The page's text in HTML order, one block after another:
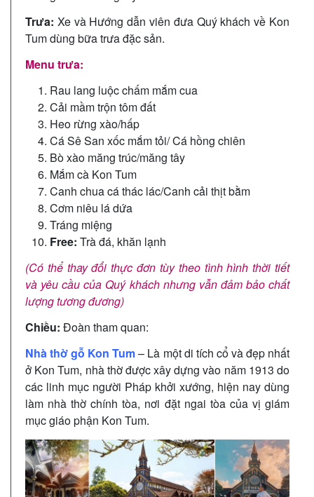
Trưa: Xe và Hướng dẫn viên đưa Quý khách về Kon
Tum dùng bữa trưa đặc sản.
Menu trưa:
Rau lang luộc chấm mắm cua
Cải mầm trộn tôm đất
Heo rừng xào/hấp
Cá Sê San xốc mắm tỏi/ Cá hồng chiên
Bò xào măng trúc/măng tây
Mắm cà Kon Tum
Canh chua cá thác lác/Canh cải thịt bằm
Cơm niêu lá dứa
Tráng miệng
Free: Trà đá, khăn lạnh
(Có thể thay đổi thực đơn tùy theo tình hình thời tiết
và yêu cầu của Quý khách nhưng vẫn đảm bảo chất
lượng tương đương)
Chiều: Đoàn tham quan:
Nhà thờ gỗ Kon Tum– Là một di tích cổ và đẹp nhất
ở Kon Tum, nhà thờ được xây dựng vào năm 1913 do
các linh mục người Pháp khởi xướng, hiện nay dùng
làm nhà thờ chính tòa, nơi đặt ngai tòa của vị giám
mục giáo phận Kon Tum.